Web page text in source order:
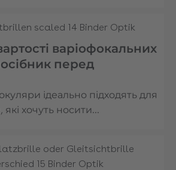
варіофокальних
перед
ідеально підходять для
які хочуть носити…